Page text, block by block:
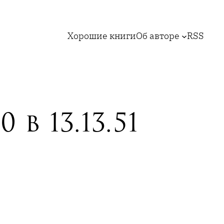
Хорошие книгиОб авторе RSS
13.13.51